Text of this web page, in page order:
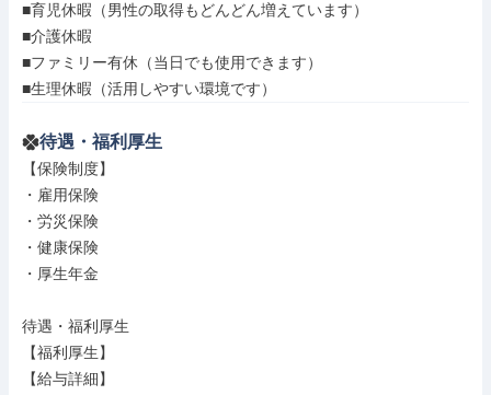
■育児休暇（男性の取得もどんどん増えています）
■介護休暇
■ファミリー有休（当日でも使用できます）
■生理休暇（活用しやすい環境です）
待遇・福利厚生
【保険制度】
・雇用保険
・労災保険
・健康保険
・厚生年金
待遇・福利厚生
【福利厚生】
【給与詳細】